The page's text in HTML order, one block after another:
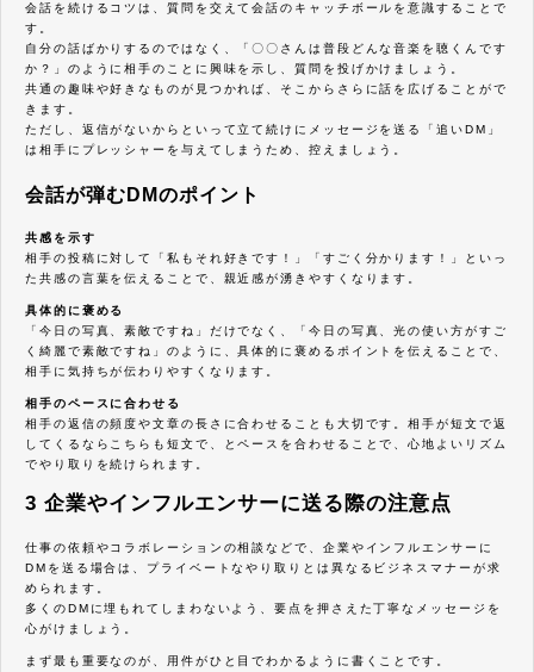
会話を続けるコツは、質問を交えて会話のキャッチボールを意識することで
す。
自分の話ばかりするのではなく、「〇〇さんは普段どんな音楽を聴くんです
か？」のように相手のことに興味を示し、質問を投げかけましょう。
共通の趣味や好きなものが見つかれば、そこからさらに話を広げることがで
きます。
ただし、返信がないからといって立て続けにメッセージを送る「追いDM」
は相手にプレッシャーを与えてしまうため、控えましょう。
会話が弾むDMのポイント
共感を示す
相手の投稿に対して「私もそれ好きです！」「すごく分かります！」といっ
た共感の言葉を伝えることで、親近感が湧きやすくなります。
具体的に褒める
「今日の写真、素敵ですね」だけでなく、「今日の写真、光の使い方がすご
く綺麗で素敵ですね」のように、具体的に褒めるポイントを伝えることで、
相手に気持ちが伝わりやすくなります。
相手のペースに合わせる
相手の返信の頻度や文章の長さに合わせることも大切です。相手が短文で返
してくるならこちらも短文で、とペースを合わせることで、心地よいリズム
でやり取りを続けられます。
3 企業やインフルエンサーに送る際の注意点
仕事の依頼やコラボレーションの相談などで、企業やインフルエンサーに
DMを送る場合は、プライベートなやり取りとは異なるビジネスマナーが求
められます。
多くのDMに埋もれてしまわないよう、要点を押さえた丁寧なメッセージを
心がけましょう。
まず最も重要なのが、用件がひと目でわかるように書くことです。